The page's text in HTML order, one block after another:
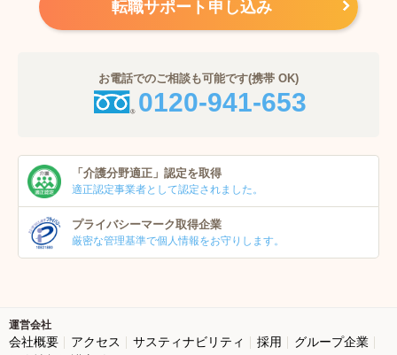
転職サポート申し込み
お電話でのご相談も可能です(携帯 OK)
0120-941-653
「介護分野適正」 認定を取得
適正認定事業者として認定されました。
プライバシーマーク取得企業
厳密な管理基準で個人情報をお守りします。
運営会社
会社概要 アクセス サスティナビリティ 採用
グループ企業